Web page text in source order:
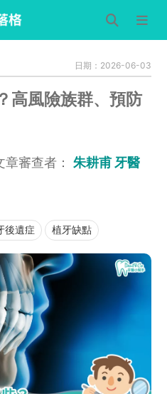
日期：2026-06-03
高風險族群、預防
章審查者： 朱耕甫 牙醫
後遺症 植牙缺點